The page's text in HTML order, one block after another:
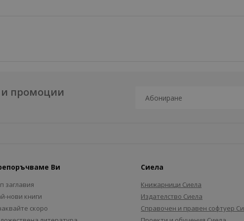
и промоции
Ви
заглавия
нови книги
скоро
Сиела
Книжарници Сиела
Издателство Сиела
Справочен и правен софтуер